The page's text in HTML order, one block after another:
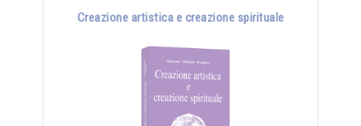
Creazione artistica e creazione spirituale